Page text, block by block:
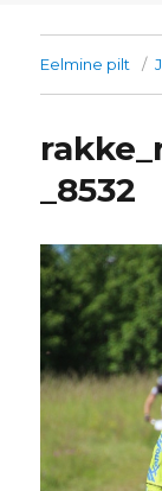
Eelmine pilt
_8532